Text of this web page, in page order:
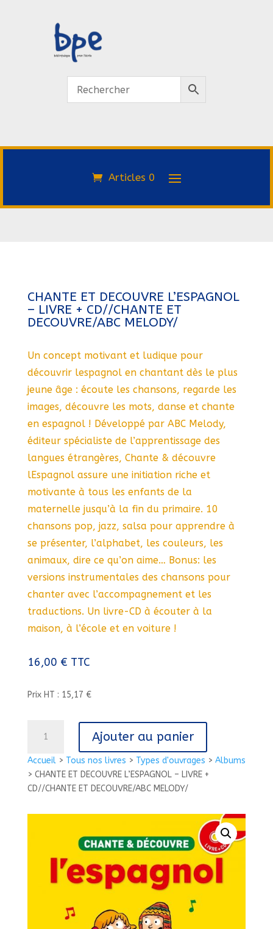
Articles 0
Accueil> Tous nos livres > Types d'ouvrages > Albums
> CHANTE ET DECOUVRE L’ESPAGNOL – LIVRE +
CD//CHANTE ET DECOUVRE/ABC MELODY/
CHANTE ET DECOUVRE L’ESPAGNOL
– LIVRE + CD//CHANTE ET
DECOUVRE/ABC MELODY/
Un concept motivant et ludique pour
découvrir lespagnol en chantant dès le plus
jeune âge : écoute les chansons, regarde les
images, découvre les mots, danse et chante
en espagnol ! Développé par ABC Melody,
éditeur spécialiste de l’apprentissage des
langues étrangères, Chante & découvre
lEspagnol assure une initiation riche et
motivante à tous les enfants de la
maternelle jusqu’à la fin du primaire. 10
chansons pop, jazz, salsa pour apprendre à
se présenter, l’alphabet, les couleurs, les
animaux, dire ce qu’on aime… Bonus: les
versions instrumentales des chansons pour
chanter avec l’accompagnement et les
traductions. Un livre-CD à écouter à la
maison, à l’école et en voiture !
16,00 € TTC
Prix HT : 15,17 €
CHANTE
DECOUVRE
DECOUVRE/ABC
Ajouter au panier